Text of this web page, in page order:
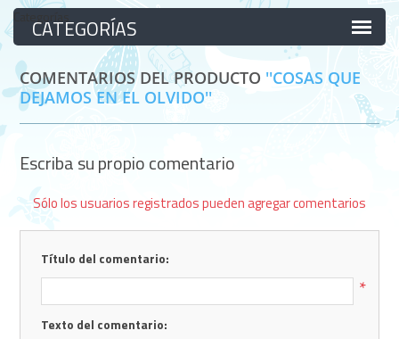
Categorías
COMENTARIOS DEL PRODUCTO
COSAS QUE
DEJAMOS EN EL OLVIDO
Escriba su propio comentario
Sólo los usuarios registrados pueden agregar comentarios
Título del comentario:
*
Texto del comentario: